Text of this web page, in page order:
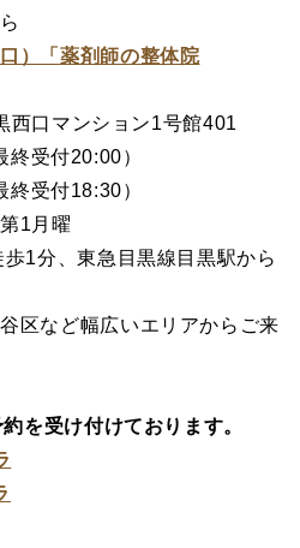
）「薬剤師の整体院
西口マンション1号館401
終受付20:00）
終受付18:30）
1月曜
1分、東急目黒線目黒駅から
区など幅広いエリアからご来
を受け付けております。